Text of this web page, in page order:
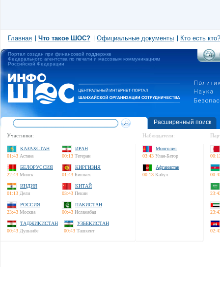
Главная Что такое ШОС? Официальные документы Кто есть кто?
Портал создан при финансовой поддержке
Федерального агентства по печати и массовым коммуникациям
Российской Федерации
Расширенный поиск
Участники:
КАЗАХСТАН
01:43 Астана
ИРАН
00:13 Тегеран
БЕЛОРУССИЯ
22:43 Минск
КИРГИЗИЯ
01:43 Бишкек
ИНДИЯ
01:13 Дели
КИТАЙ
03:43 Пекин
РОССИЯ
23:43 Москва
ПАКИСТАН
00:43 Исламабад
ТАДЖИКИСТАН
00:43 Душанбе
УЗБЕКИСТАН
00:43 Ташкент
Наблюдатели:
Монголия
03:43 Улан-Батор
Афганистан
00:13 Кабул